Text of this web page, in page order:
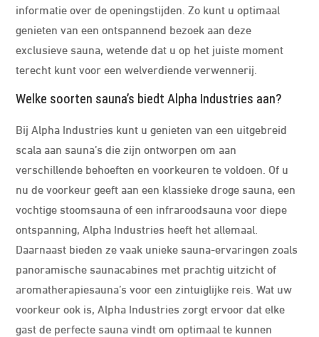
informatie over de openingstijden. Zo kunt u optimaal
genieten van een ontspannend bezoek aan deze
exclusieve sauna, wetende dat u op het juiste moment
terecht kunt voor een welverdiende verwennerij.
Welke soorten sauna’s biedt Alpha Industries aan?
Bij Alpha Industries kunt u genieten van een uitgebreid
scala aan sauna’s die zijn ontworpen om aan
verschillende behoeften en voorkeuren te voldoen. Of u
nu de voorkeur geeft aan een klassieke droge sauna, een
vochtige stoomsauna of een infraroodsauna voor diepe
ontspanning, Alpha Industries heeft het allemaal.
Daarnaast bieden ze vaak unieke sauna-ervaringen zoals
panoramische saunacabines met prachtig uitzicht of
aromatherapiesauna’s voor een zintuiglijke reis. Wat uw
voorkeur ook is, Alpha Industries zorgt ervoor dat elke
gast de perfecte sauna vindt om optimaal te kunnen